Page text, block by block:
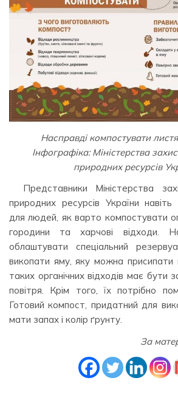
Насправді компостувати
Інфографіка: Міністерства
природних ресурсів
Представники Міністерства
природних ресурсів України
для людей, як варто компостувати
городини та харчові відходи.
облаштувати спеціальний
викопати яму, яку можна
таких органічних відходів має бути
повітря. Крім того, їх потрібно
Готовий компост, придатний для
мати запах і колір ґрунту.
За